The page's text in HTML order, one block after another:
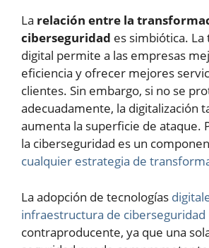
La relación entre la
ciberseguridad es simbiótica.
digital permite a las empresas
eficiencia y ofrecer mejores
clientes. Sin embargo, si no se
adecuadamente, la digitalización
aumenta la superficie de ataque.
la ciberseguridad es un
cualquier estrategia de
La adopción de tecnologías
infraestructura de ciberseguridad
contraproducente, ya que una